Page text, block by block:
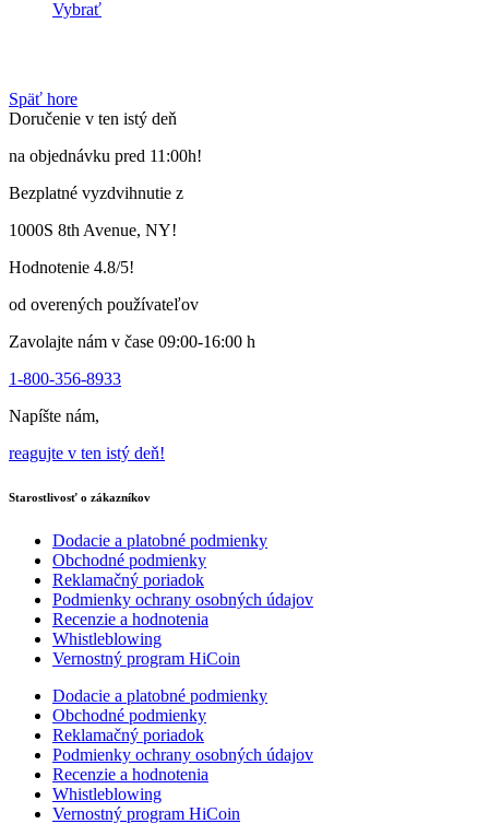
Vybrať
variantov.
Varianty
môžete
vybrať
na
stránke
Späť hore
Doručenie v ten istý deň
na objednávku pred 11:00h!
Bezplatné vyzdvihnutie z
1000S 8th Avenue, NY!
Hodnotenie 4.8/5!
od overených používateľov
Zavolajte nám v čase 09:00-16:00 h
1-800-356-8933
Napíšte nám,
reagujte v ten istý deň!
Starostlivosť o zákazníkov
Dodacie a platobné podmienky
Obchodné podmienky
Reklamačný poriadok
Podmienky ochrany osobných údajov
Recenzie a hodnotenia
Whistleblowing
Vernostný program HiCoin
Dodacie a platobné podmienky
Obchodné podmienky
Reklamačný poriadok
Podmienky ochrany osobných údajov
Recenzie a hodnotenia
Whistleblowing
Vernostný program HiCoin